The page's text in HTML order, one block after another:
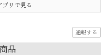
プリで見る
通報する
品